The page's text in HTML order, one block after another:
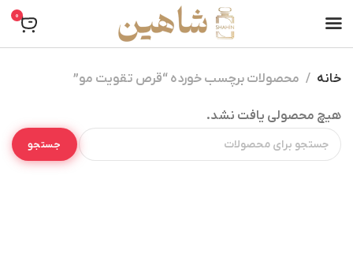
0
خانه محصولات برچسب خورده “قرص تقویت مو”
هیچ محصولی یافت نشد.
جستجو